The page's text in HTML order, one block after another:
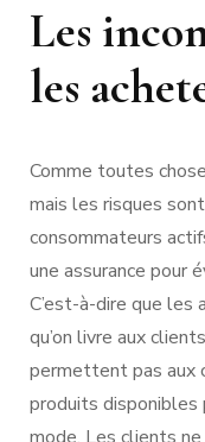
Les
les
Comme toutes
mais les risques
consommateurs
une assurance pour
C’est-à-dire que
qu’on livre aux
permettent pas aux
produits disponibles